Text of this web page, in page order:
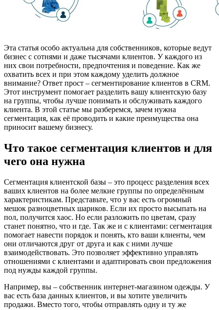
Эта статья особо актуальна для собственников, которые ведут
бизнес с сотнями и даже тысячами клиентов. У каждого из
них свои потребности, предпочтения и поведение. Как же
охватить всех и при этом каждому уделить должное
внимание? Ответ прост – сегментирование клиентов в CRM.
Этот инструмент помогает разделить вашу клиентскую базу
на группы, чтобы лучше понимать и обслуживать каждого
клиента. В этой статье мы разберемся, зачем нужна
сегментация, как её проводить и какие преимущества она
приносит вашему бизнесу.
Что такое сегментация клиентов и для
чего она нужна
Сегментация клиентской базы – это процесс разделения всех
ваших клиентов на более мелкие группы по определённым
характеристикам. Представьте, что у вас есть огромный
мешок разноцветных шариков. Если их просто высыпать на
пол, получится хаос. Но если разложить по цветам, сразу
станет понятно, что и где. Так же и с клиентами: сегментация
помогает навести порядок и понять, кто ваши клиенты, чем
они отличаются друг от друга и как с ними лучше
взаимодействовать. Это позволяет эффективно управлять
отношениями с клиентами и адаптировать свои предложения
под нужды каждой группы.
Например, вы – собственник интернет-магазином одежды. У
вас есть база данных клиентов, и вы хотите увеличить
продажи. Вместо того, чтобы отправлять одну и ту же